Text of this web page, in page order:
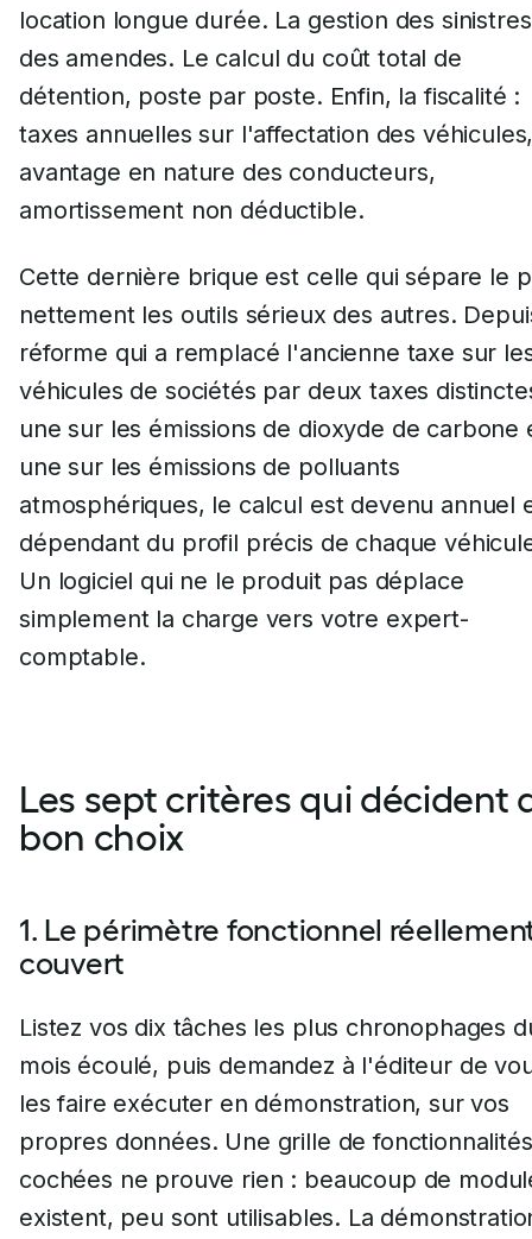
location longue durée. La gestion des
des amendes. Le calcul du coût total de
détention, poste par poste. Enfin, la fiscalité :
taxes annuelles sur l'affectation des
avantage en nature des conducteurs,
amortissement non déductible.
Cette dernière brique est celle qui sépare le
nettement les outils sérieux des autres.
réforme qui a remplacé l'ancienne taxe sur
véhicules de sociétés par deux taxes
une sur les émissions de dioxyde de carbone
une sur les émissions de polluants
atmosphériques, le calcul est devenu annuel
dépendant du profil précis de chaque
Un logiciel qui ne le produit pas déplace
simplement la charge vers votre expert-
comptable.
Les sept critères qui décident
bon choix
1. Le périmètre fonctionnel
couvert
Listez vos dix tâches les plus chronophages
mois écoulé, puis demandez à l'éditeur de
les faire exécuter en démonstration, sur vos
propres données. Une grille de fonctionnalités
cochées ne prouve rien : beaucoup de
existent, peu sont utilisables. La